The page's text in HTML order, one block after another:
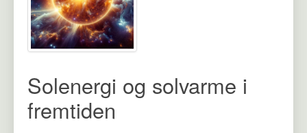
Solenergi og solvarme i
fremtiden